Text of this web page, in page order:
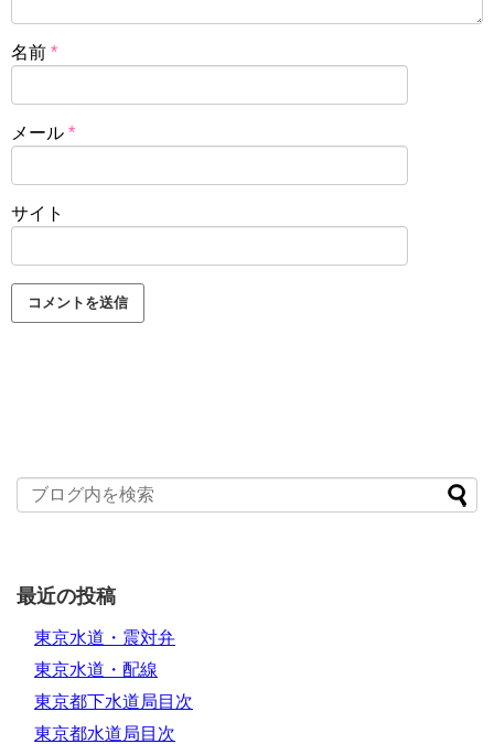
名前 *
メール *
サイト
最近の投稿
東京水道・震対弁
東京水道・配線
東京都下水道局目次
東京都水道局目次